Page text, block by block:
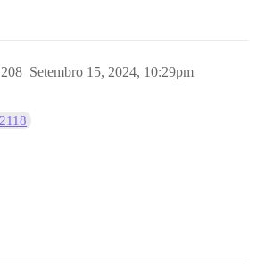
Setembro 15, 2024, 10:29pm
208